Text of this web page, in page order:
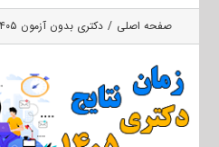
صفحه اصلی دکتری بدون آزمون ۱۴۰۵